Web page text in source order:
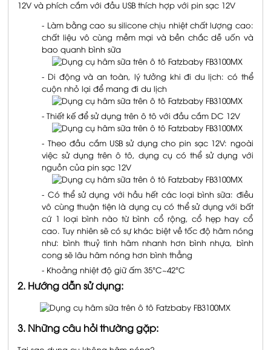
12V và phích cắm với đầu USB thích hợp với pin sạc 12V
- Làm bằng cao su silicone chịu nhiệt chất lượng cao:
chất liệu vô cùng mềm mại và bền chắc dễ uốn và
bao quanh bình sữa
- Di động và an toàn, lý tưởng khi đi du lịch: có thể
cuộn nhỏ lại để mang đi du lịch
- Thiết kế để sử dụng trên ô tô với đầu cắm DC 12V
- Theo đầu cắm USB sử dụng cho pin sạc 12V: ngoài
việc sử dụng trên ô tô, dụng cụ có thể sử dụng với
nguồn của pin sạc 12V
- Có thể sử dụng với hầu hết các loại bình sữa: điều
vô cùng thuận tiện là dụng cụ có thể sử dụng với bất
cứ 1 loại bình nào từ bình cổ rộng, cổ hẹp hay cổ
cao. Tuy nhiên sẽ có sự khác biệt về tốc độ hâm nóng
như: bình thuỷ tinh hâm nhanh hơn bình nhựa, bình
cong sẽ lâu hâm nóng hơn bình thẳng
- Khoảng nhiệt độ giữ ấm 35°C~42°C
2. Hướn​g dẫn sử dụng:
3. Những câu hỏi thường gặp: